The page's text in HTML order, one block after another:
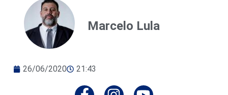
Marcelo Lula
26/06/2020 21:43